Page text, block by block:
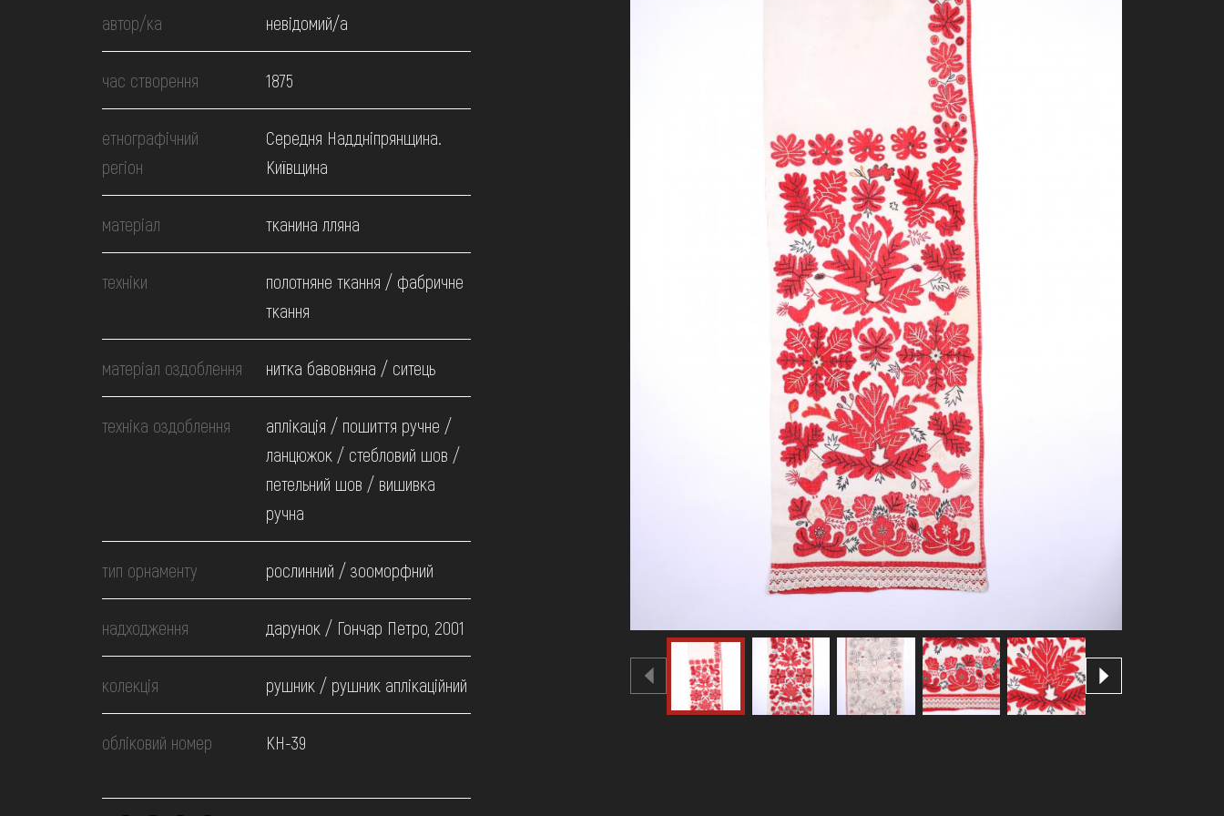
ВІДВІДАТИ
НАВЧИТИСЯ
ПОСЛУГИ
автор/ка невідомий/а
час створення 1875
етнографічний
регіон
Середня Наддніпрянщина.
Київщина
матеріал тканина лляна
техніки
полотняне ткання / фабричне
ткання
матеріал оздоблення нитка бавовняна / ситець
техніка оздоблення
аплікація / пошиття ручне /
ланцюжок / стебловий шов /
петельний шов / вишивка
ручна
тип орнаменту рослинний / зооморфний
надходження дарунок / Гончар Петро, 2001
колекція рушник / рушник аплікаційний
обліковий номер КН-39